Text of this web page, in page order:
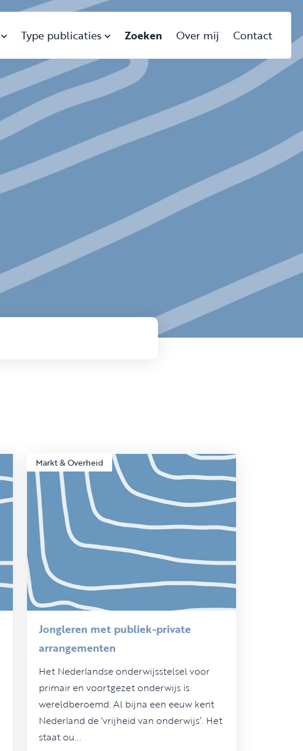
Type publicaties Zoeken Over mij Contact
Markt & Overheid
Jongleren met publiek-private
arrangementen
Het Nederlandse onderwijsstelsel voor
primair en voortgezet onderwijs is
wereldberoemd. Al bijna een eeuw kent
Nederland de ‘vrijheid van onderwijs’. Het
staat ou...